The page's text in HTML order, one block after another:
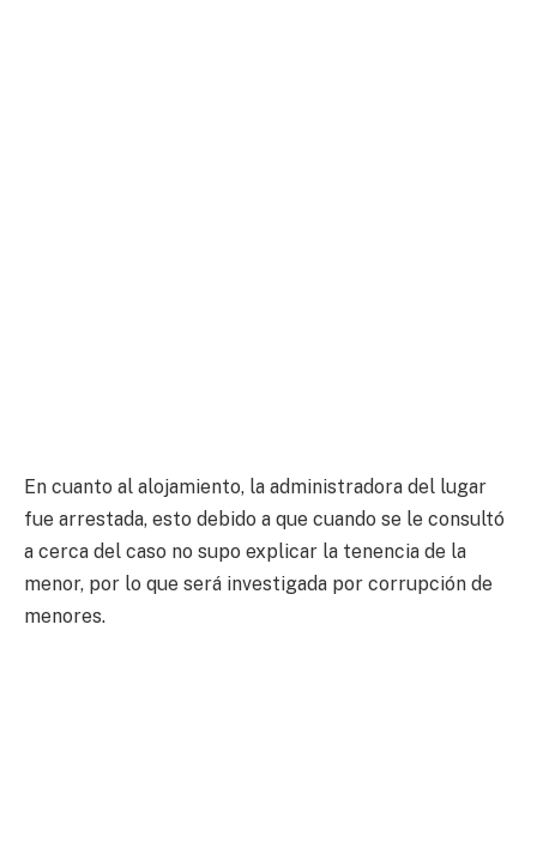
En cuanto al alojamiento, la administradora del lugar
fue arrestada, esto debido a que cuando se le consultó
a cerca del caso no supo explicar la tenencia de la
menor, por lo que será investigada por corrupción de
menores.